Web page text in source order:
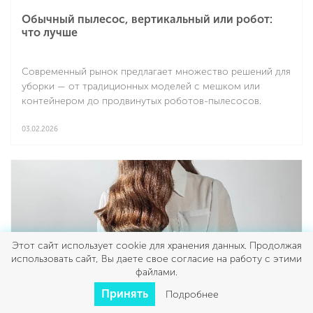
Обычный пылесос, вертикальный или робот:
что лучше
Современный рынок предлагает множество решений для
уборки — от традиционных моделей с мешком или
контейнером до продвинутых роботов-пылесосов.
сценариев использования: одни справляются с глубоким
рекомендованы для быстрой ежедневной уборки, а
третьи берут на себя рутинную работу без участия
пользователя. Прежде чем выбрать и решить, что лучше
купить — обычный, вертикальный пылесос или робот-
пылесос, стоит понять особенности каждого типа,
реальные потребности вашего дома и образа жизни —
тогда решение будет эффективным и максимально
комфортным.
03.02.2026
Подробнее
Красота и здоровье
Этот сайт использует cookie для хранения данных. Продолжая
использовать сайт, Вы даете свое согласие на работу с этими
файлами.
Принять Подробнее